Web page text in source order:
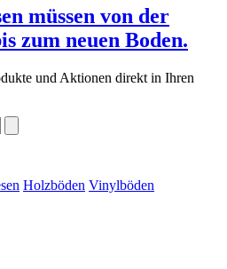
müssen von der
zum neuen Boden.
und Aktionen direkt in Ihren
Holzböden Vinylböden